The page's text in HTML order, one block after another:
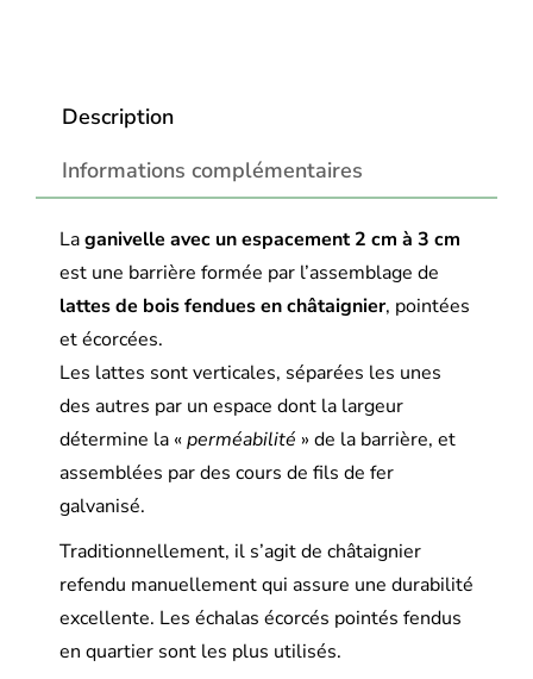
Description
Informations complémentaires
Laganivelle avec un espacement 2 cm à 3 cm
est une barrière formée par l’assemblage de
lattes de bois fendues en châtaignier, pointées
et écorcées.
Les lattes sont verticales, séparées les unes
des autres par un espace dont la largeur
détermine la «perméabilité » de la barrière, et
assemblées par des cours de fils de fer
galvanisé.
Traditionnellement, il s’agit de châtaignier
refendu manuellement qui assure une durabilité
excellente. Les échalas écorcés pointés fendus
en quartier sont les plus utilisés.